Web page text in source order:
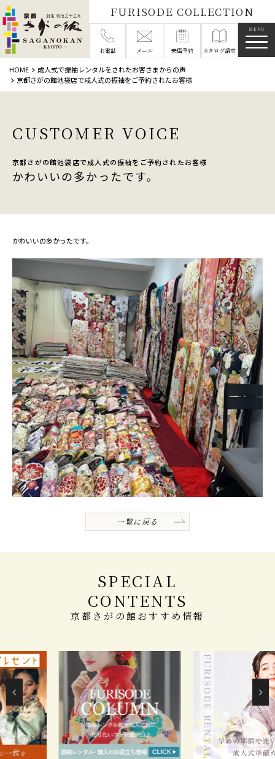
FURISODE COLLECTION
お電話 メール 来店予約 カタログ請求
HOME
成人式で振袖レンタルをされたお客さまからの声
京都さがの館池袋店で成人式の振袖をご予約されたお客様
CUSTOMER VOICE
京都さがの館池袋店で成人式の振袖をご予約されたお客様
かわいいの多かったです。
かわいいの多かったです。
一覧に戻る
SPECIAL
CONTENTS
京都さがの館おすすめ情報
メニ